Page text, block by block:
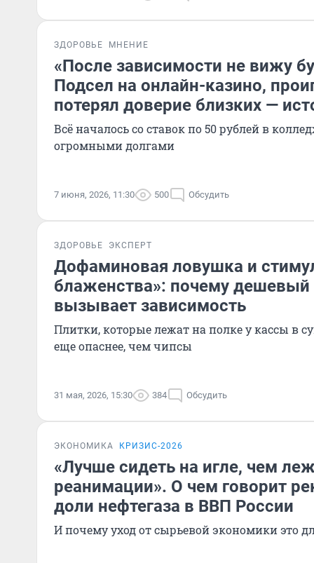
ЗДОРОВЬЕ МНЕНИЕ
«После зависимости не вижу
Подсел на онлайн-казино,
потерял доверие близких —
Всё началось со ставок по 50 рублей в
огромными долгами
7 июня, 2026, 11:30 500 Обсудить
ЗДОРОВЬЕ ЭКСПЕРТ
Дофаминовая ловушка и
блаженства»: почему
вызывает зависимость
Плитки, которые лежат на полке у кассы в
еще опаснее, чем чипсы
31 мая, 2026, 15:30 384 Обсудить
ЭКОНОМИКА КРИЗИС-2026
«Лучше сидеть на игле, чем
реанимации». О чем говорит
доли нефтегаза в ВВП России
И почему уход от сырьевой экономики это